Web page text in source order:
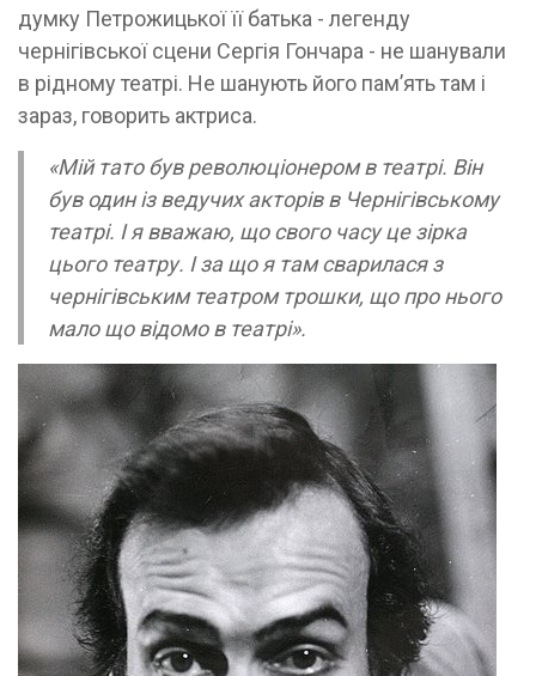
думку Петрожицької її батька - легенду
чернігівської сцени Сергія Гончара - не шанували
в рідному театрі. Не шанують його памʼять там і
зараз, говорить актриса.
«Мій тато був революціонером в театрі. Він
був один із ведучих акторів в Чернігівському
театрі. І я вважаю, що свого часу це зірка
цього театру. І за що я там сварилася з
чернігівським театром трошки, що про нього
мало що відомо в театрі».